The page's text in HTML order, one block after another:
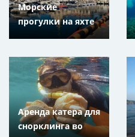
Морские
прогулки на яхте
в Сочи и Адлере,
край
Аренда катера для
снорклинга во